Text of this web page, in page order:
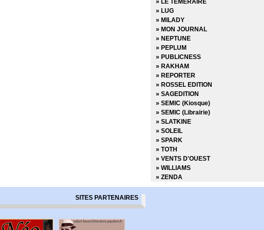
» LUG
» MILADY
» MON JOURNAL
» NEPTUNE
» PEPLUM
» PUBLICNESS
» RAKHAM
» REPORTER
» ROSSEL EDITION
» SAGEDITION
» SEMIC (Kiosque)
» SEMIC (Librairie)
» SLATKINE
» SOLEIL
» SPARK
» TOTH
» VENTS D'OUEST
» WILLIAMS
» ZENDA
SITES PARTENAIRES